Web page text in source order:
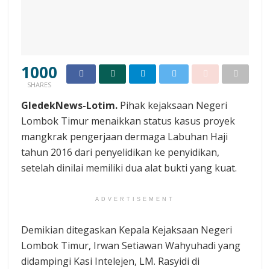
1000
SHARES
GledekNews-Lotim. Pihak kejaksaan Negeri
Lombok Timur menaikkan status kasus proyek
mangkrak pengerjaan dermaga Labuhan Haji
tahun 2016 dari penyelidikan ke penyidikan,
setelah dinilai memiliki dua alat bukti yang kuat.
ADVERTISEMENT
Demikian ditegaskan Kepala Kejaksaan Negeri
Lombok Timur, Irwan Setiawan Wahyuhadi yang
didampingi Kasi Intelejen, LM. Rasyidi di